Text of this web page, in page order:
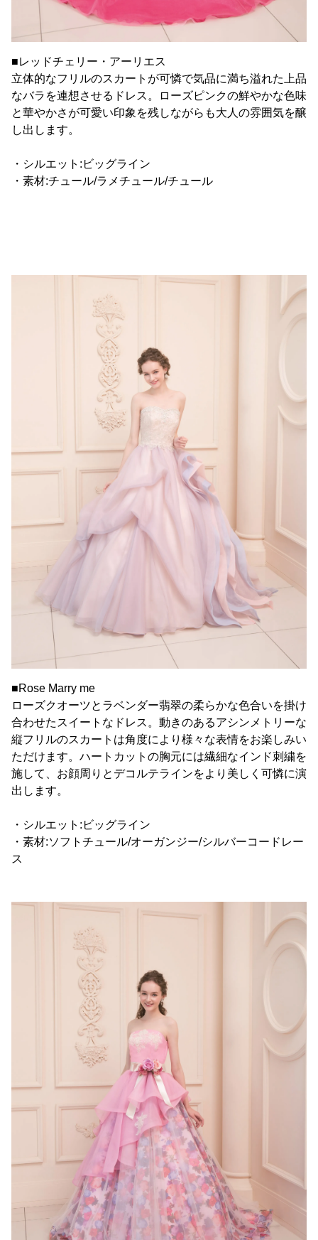
■レッドチェリー・アーリエス
立体的なフリルのスカートが可憐で気品に満ち溢れた上品
なバラを連想させるドレス。ローズピンクの鮮やかな色味
と華やかさが可愛い印象を残しながらも大人の雰囲気を醸
し出します。
・シルエット:ビッグライン
・素材:チュール/ラメチュール/チュール
■Rose Marry me
ローズクオーツとラベンダー翡翠の柔らかな色合いを掛け
合わせたスイートなドレス。動きのあるアシンメトリーな
縦フリルのスカートは角度により様々な表情をお楽しみい
ただけます。ハートカットの胸元には繊細なインド刺繍を
施して、お顔周りとデコルテラインをより美しく可憐に演
出します。
・シルエット:ビッグライン
・素材:ソフトチュール/オーガンジー/シルバーコードレー
ス